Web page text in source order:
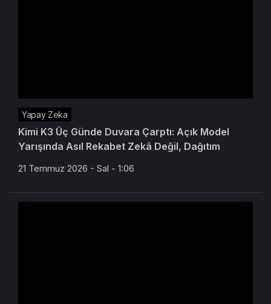
Yapay Zeka
Kimi K3 Üç Günde Duvara Çarptı: Açık Model
Yarışında Asıl Rekabet Zekâ Değil, Dağıtım
21 Temmuz 2026 - Sal - 1:06